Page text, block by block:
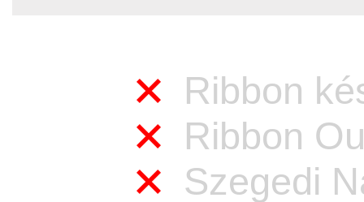
Ribbon
Ribbon
Szegedi